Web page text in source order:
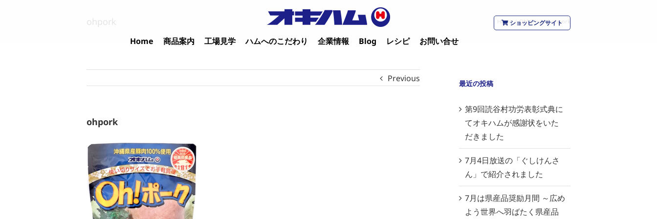
ショッピングサイト
Home 商品案内 工場見学 ハムへのこだわり 企業情報 Blog レシピ お問い合せ
ohpork Home / Oh!ポーク / ohpork
Previous
ohpork
最近の投稿
第9回読谷村功労表彰式典に
てオキハムが感謝状をいた
だきました
7月4日放送の「ぐしけんさ
ん」で紹介されました
7月は県産品奨励月間 ～広め
よう世界へ羽ばたく県産品